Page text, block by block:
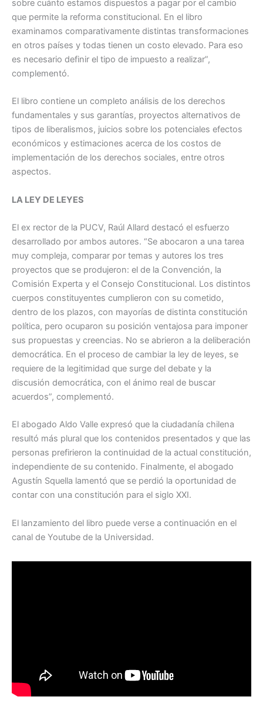
sobre cuánto estamos dispuestos a pagar por el cambio
que permite la reforma constitucional. En el libro
examinamos comparativamente distintas transformaciones
en otros países y todas tienen un costo elevado. Para eso
es necesario definir el tipo de impuesto a realizar”,
complementó.
El libro contiene un completo análisis de los derechos
fundamentales y sus garantías, proyectos alternativos de
tipos de liberalismos, juicios sobre los potenciales efectos
económicos y estimaciones acerca de los costos de
implementación de los derechos sociales, entre otros
aspectos.
LA LEY DE LEYES
El ex rector de la PUCV, Raúl Allard destacó el esfuerzo
desarrollado por ambos autores. “Se abocaron a una tarea
muy compleja, comparar por temas y autores los tres
proyectos que se produjeron: el de la Convención, la
Comisión Experta y el Consejo Constitucional. Los distintos
cuerpos constituyentes cumplieron con su cometido,
dentro de los plazos, con mayorías de distinta constitución
política, pero ocuparon su posición ventajosa para imponer
sus propuestas y creencias. No se abrieron a la deliberación
democrática. En el proceso de cambiar la ley de leyes, se
requiere de la legitimidad que surge del debate y la
discusión democrática, con el ánimo real de buscar
acuerdos”, complementó.
El abogado Aldo Valle expresó que la ciudadanía chilena
resultó más plural que los contenidos presentados y que las
personas prefirieron la continuidad de la actual constitución,
independiente de su contenido. Finalmente, el abogado
Agustín Squella lamentó que se perdió la oportunidad de
contar con una constitución para el siglo XXI.
El lanzamiento del libro puede verse a continuación en el
canal de Youtube de la Universidad.